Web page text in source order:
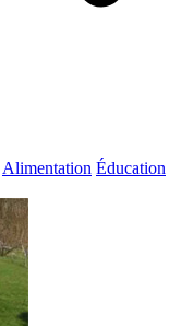
Alimentation Éducation